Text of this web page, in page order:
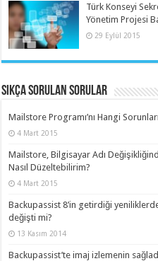
Türk Konseyi
Yönetim Projesi
29 Eylül 2015
Sıkça Sorulan Sorular
Mailstore Programı’nı Hangi
4 Mart 2015
Mailstore, Bilgisayar Adı
Nasıl Düzeltebilirim?
4 Mart 2015
Backupassist 8’in getirdiği
değişti mi?
13 Kasım 2014
Backupassist’te imaj izlemenin